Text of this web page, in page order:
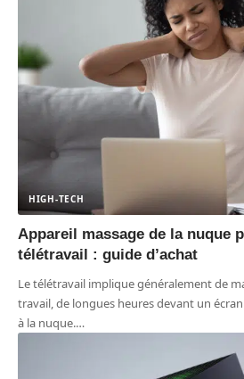
HIGH-TECH
Appareil massage de la nuque
télétravail : guide d’achat
Le télétravail implique généralement de
travail, de longues heures devant un
à la nuque.…